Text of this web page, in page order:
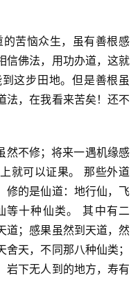
苦恼众生，虽有善根感
信佛法，用功办道，这就
这步田地。但是善根虽
法，在我看来苦矣！还不
不修；将来一遇机缘感
就可以证果。 那些外道
修的是仙道：地行仙，飞
十种仙类。 其中有二
道；感果虽然到天道，然
天，不同那八种仙类；
岩下无人到的地方，寿有